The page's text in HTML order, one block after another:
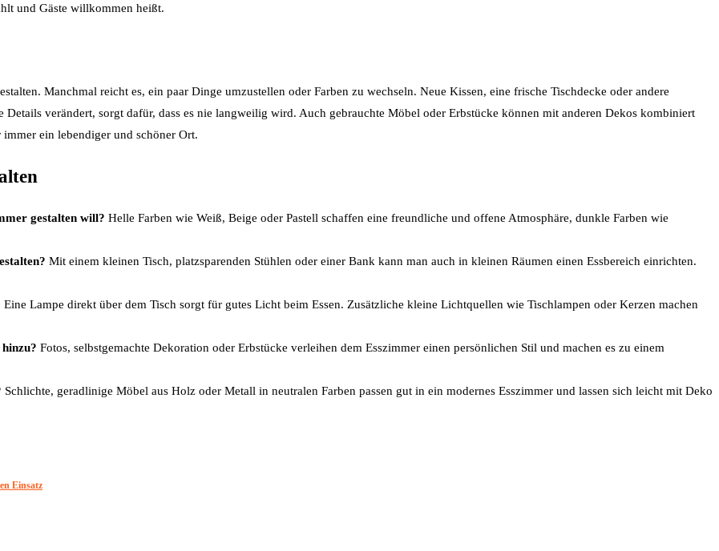
und Gäste willkommen heißt.
Manchmal reicht es, ein paar Dinge umzustellen oder Farben zu wechseln. Neue Kissen, eine frische Tischdecke oder andere
verändert, sorgt dafür, dass es nie langweilig wird. Auch gebrauchte Möbel oder Erbstücke können mit anderen Dekos kombiniert
ein lebendiger und schöner Ort.
gestalten will? Helle Farben wie Weiß, Beige oder Pastell schaffen eine freundliche und offene Atmosphäre, dunkle Farben wie
Mit einem kleinen Tisch, platzsparenden Stühlen oder einer Bank kann man auch in kleinen Räumen einen Essbereich einrichten.
Eine Lampe direkt über dem Tisch sorgt für gutes Licht beim Essen. Zusätzliche kleine Lichtquellen wie Tischlampen oder Kerzen machen
Fotos, selbstgemachte Dekoration oder Erbstücke verleihen dem Esszimmer einen persönlichen Stil und machen es zu einem
Schlichte, geradlinige Möbel aus Holz oder Metall in neutralen Farben passen gut in ein modernes Esszimmer und lassen sich leicht mit Deko
Einsatz